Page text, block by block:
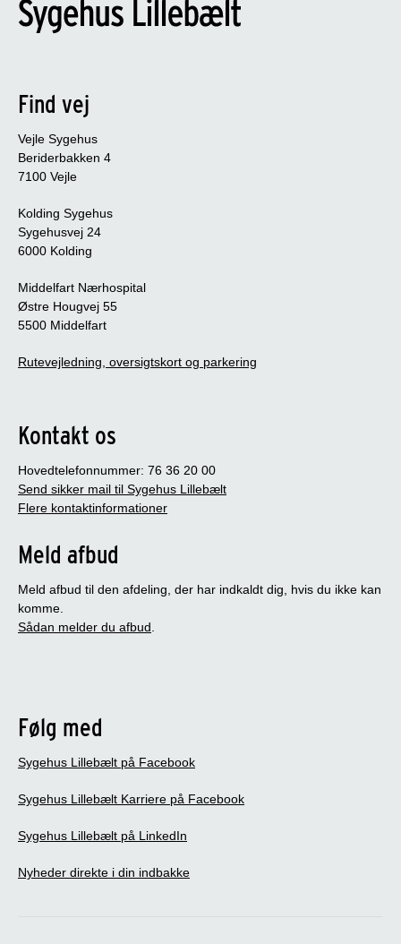
Find vej
Vejle Sygehus
Beriderbakken 4
7100 Vejle
Kolding Sygehus
Sygehusvej 24
6000 Kolding
Middelfart Nærhospital
Østre Hougvej 55
5500 Middelfart
Rutevejledning, oversigtskort og parkering
Kontakt os
Hovedtelefonnummer: 76 36 20 00
Send sikker mail til Sygehus Lillebælt
Flere kontaktinformationer
Meld afbud
Meld afbud til den afdeling, der har indkaldt dig, hvis du ikke kan
komme.
Sådan melder du afbud.
Følg med
Sygehus Lillebælt på Facebook
Sygehus Lillebælt Karriere på Facebook
Sygehus Lillebælt på LinkedIn
Nyheder direkte i din indbakke